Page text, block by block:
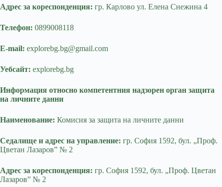
Адрес за кореспонденция: гр. Карлово ул. Елена Снежина 4
Телефон: 0899008118
E-mail: explorebg.bg@gmail.com
Уебсайт: explorebg.bg
Информация относно компетентния надзорен орган защита
на личните данни
Наименование: Комисия за защита на личните данни
Седалище и адрес на управление: гр. София 1592, бул. „Проф.
Цветан Лазаров” № 2
Адрес за кореспонденция: гр. София 1592, бул. „Проф. Цветан
Лазаров” № 2